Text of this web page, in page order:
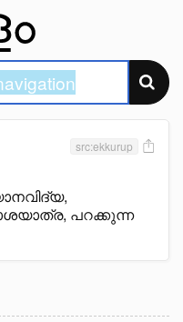
src:ekkurup
പറക്കുന്ന